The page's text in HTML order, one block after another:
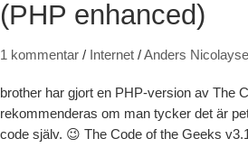
(PHP enhanced)
1 kommentar / Internet /Anders
brother har gjort en PHP-version av The
rekommenderas om man tycker det är
code själv. 😉 The Code of the Geeks